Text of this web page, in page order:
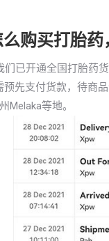
购买打胎
们已开通全国打胎药
先支付货款，待商
Melaka等地。